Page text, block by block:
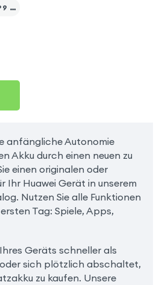
HONOR 7A,7C,P10 LITE,P9 LITE
anfängliche Autonomie
Akku durch einen neuen zu
einen originalen oder
Ihr Huawei Gerät in unserem
Nutzen Sie alle Funktionen
Tag: Spiele, Apps,
Geräts schneller als
sich plötzlich abschaltet,
zu kaufen. Unsere